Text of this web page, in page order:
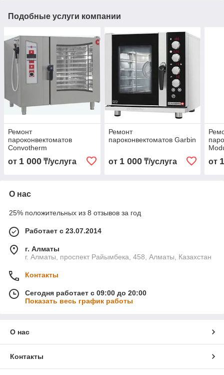
Подобные услуги компании
Ремонт
пароконвектоматов
Convotherm
от 1 000 ₸/услуга
Ремонт
пароконвектоматов Garbin
от 1 000₸/услуга от
О нас
25% положительных из 8 отзывов за год
Работает с 23.07.2014
г. Алматы
г. Алматы, проспект Райымбека, 458, Алматы, Казахстан
Контакты
Сегодня работает с 09:00 до 20:00
Показать весь график работы
О нас
Контакты